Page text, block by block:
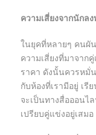
ความเสี่ยงจากนักล
ในยุคที่หลายๆ คนผั
ความเสี่ยงที่มาจาก
ราคา ดังนั้นควรหมั่
กับห้องที่เรามีอยู่ เรี
จะเป็นทางสื่อออนไ
เปรียบคู่แข่งอยู่เสมอ